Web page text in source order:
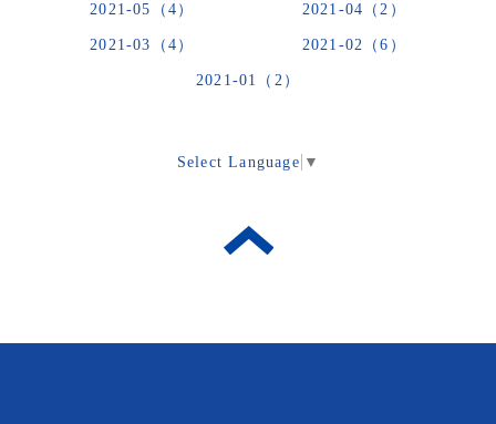
2021-05（4） 2021-04（2）
2021-03（4） 2021-02（6）
2021-01（2）
Select Language ▼